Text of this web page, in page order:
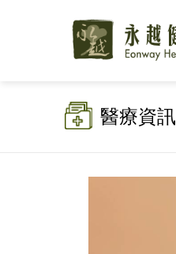
醫療資訊